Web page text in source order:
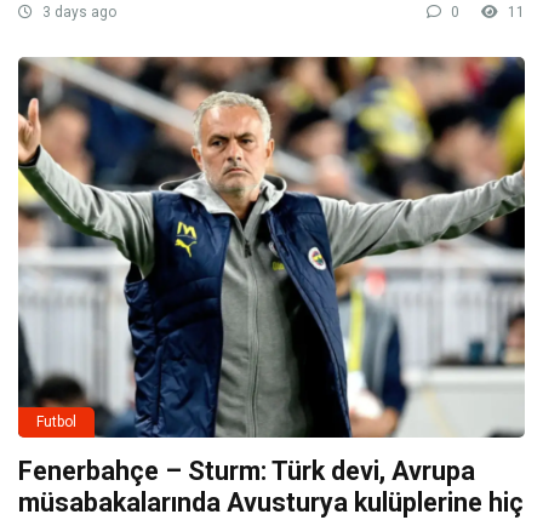
3 days ago 0 11
Futbol
Fenerbahçe – Sturm: Türk devi, Avrupa
müsabakalarında Avusturya kulüplerine hiç